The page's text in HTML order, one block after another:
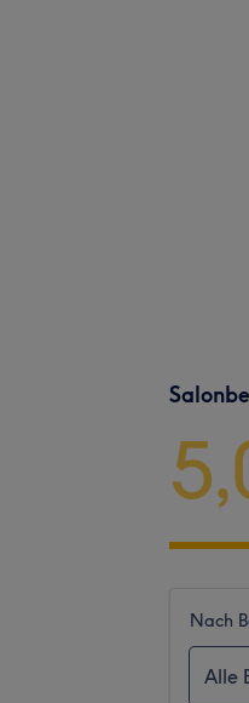
Nach
Alle